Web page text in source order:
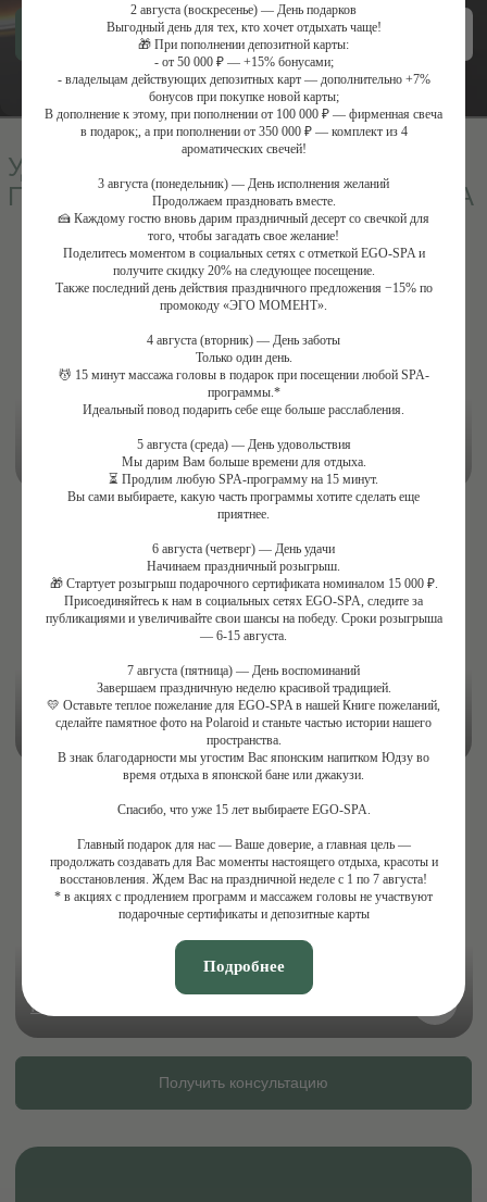
НА СУММУ
НА СПА-ПРОГРАММУ
НА ПРОЦЕДУРУ ИЛИ
КОМПЛЕКС ПРОЦЕДУР
Получить консультацию
ПРИ ПОКУПКЕ СЕРТИФИКАТА
В ПОДАРОК +10% БОНУСОВ
подарочных сертификатов номиналом
2 августа (воскресенье) — День подарков
Выгодный день для тех, кто хочет отдыхать чаще!
🎁 При пополнении депозитной карты:
- от 50 000 ₽ — +15% бонусами;
- владельцам действующих депозитных карт — дополнительно +7%
бонусов при покупке новой карты;
В дополнение к этому, при пополнении от 100 000 ₽ — фирменная свеча
в подарок;, а при пополнении от 350 000 ₽ — комплект из 4
ароматических свечей!
3 августа (понедельник) — День исполнения желаний
Продолжаем праздновать вместе.
🍰 Каждому гостю вновь дарим праздничный десерт со свечкой для
того, чтобы загадать свое желание!
Поделитесь моментом в социальных сетях с отметкой EGO-SPA и
получите скидку 20% на следующее посещение.
Также последний день действия праздничного предложения −15% по
промокоду «ЭГО МОМЕНТ».
4 августа (вторник) — День заботы
Только один день.
💆 15 минут массажа головы в подарок при посещении любой SPA-
программы.*
Идеальный повод подарить себе еще больше расслабления.
5 августа (среда) — День удовольствия
Мы дарим Вам больше времени для отдыха.
⏳ Продлим любую SPA-программу на 15 минут.
Вы сами выбираете, какую часть программы хотите сделать еще
приятнее.
6 августа (четверг) — День удачи
Начинаем праздничный розыгрыш.
🎁 Стартует розыгрыш подарочного сертификата номиналом 15 000 ₽.
Присоединяйтесь к нам в социальных сетях EGO-SPA, следите за
публикациями и увеличивайте свои шансы на победу. Сроки розыгрыша
— 6-15 августа.
7 августа (пятница) — День воспоминаний
Завершаем праздничную неделю красивой традицией.
💛 Оставьте теплое пожелание для EGO-SPA в нашей Книге пожеланий,
сделайте памятное фото на Polaroid и станьте частью истории нашего
пространства.
В знак благодарности мы угостим Вас японским напитком Юдзу во
время отдыха в японской бане или джакузи.
Спасибо, что уже 15 лет выбираете EGO-SPA.
Главный подарок для нас — Ваше доверие, а главная цель —
продолжать создавать для Вас моменты настоящего отдыха, красоты и
восстановления. Ждем Вас на праздничной неделе с 1 по 7 августа!
* в акциях с продлением программ и массажем головы не участвуют
подарочные сертификаты и депозитные карты
Подробнее